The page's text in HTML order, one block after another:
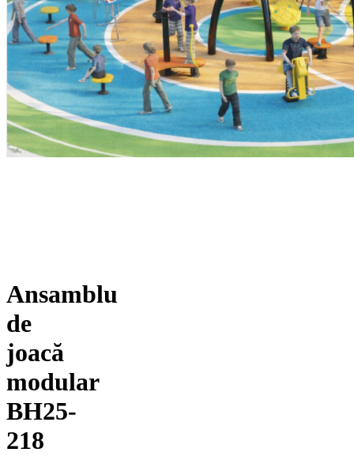
Ansamblu
de
joacă
modular
BH25-
218